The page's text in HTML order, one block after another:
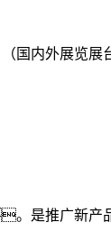
国内外展览
。是推广